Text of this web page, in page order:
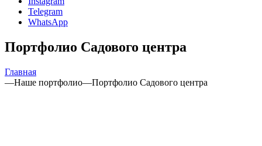
Telegram
WhatsApp
Портфолио Садового центра
Главная
—Наше портфолио—Портфолио Садового центра